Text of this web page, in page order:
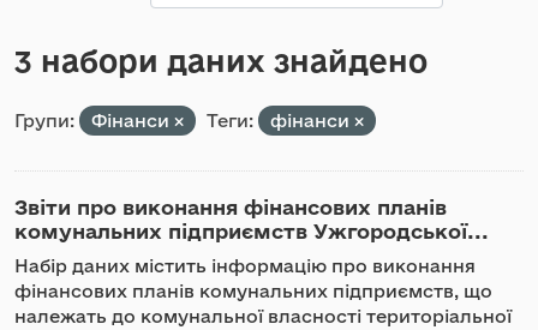
3 набори даних знайдено
Групи: Фінанси Теги: фінанси
Звіти про виконання фінансових планів
комунальних підприємств Ужгородської...
Набір даних містить інформацію про виконання
фінансових планів комунальних підприємств, що
належать до комунальної власності територіальної